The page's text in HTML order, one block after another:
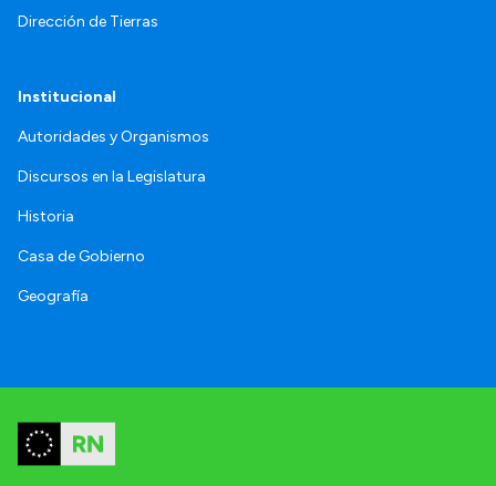
Dirección de Tierras
Institucional
Autoridades y Organismos
Discursos en la Legislatura
Historia
Casa de Gobierno
Geografía